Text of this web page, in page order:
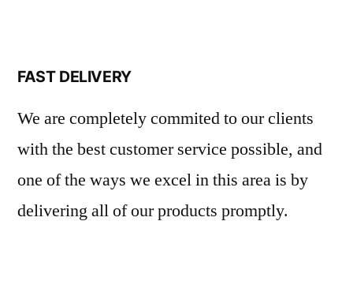
FAST DELIVERY
We are completely commited to our clients
with the best customer service possible, and
one of the ways we excel in this area is by
delivering all of our products promptly.